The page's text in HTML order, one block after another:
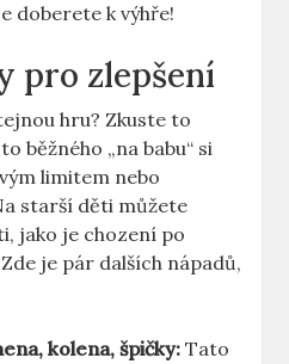
doberete k výhře!
pro zlepšení
hru? Zkuste to
běžného „na babu“ si
limitem nebo
starší děti můžete
jako je chození po
je pár dalších nápadů,
kolena, špičky: Tato